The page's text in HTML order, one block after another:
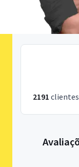
2191